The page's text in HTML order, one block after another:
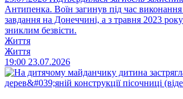
Антипенка. Воїн загинув під час
завдання на Донеччині, а з травня 2023
зниклим безвісти.
Життя
Життя
19:00 23.07.2026